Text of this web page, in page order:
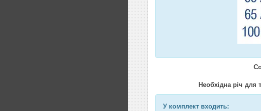
Необхідна річ для
У комплект входить: